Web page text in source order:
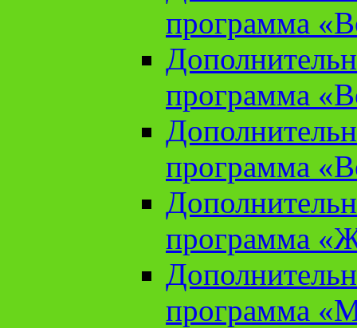
программа
программа
программа
программа
программа